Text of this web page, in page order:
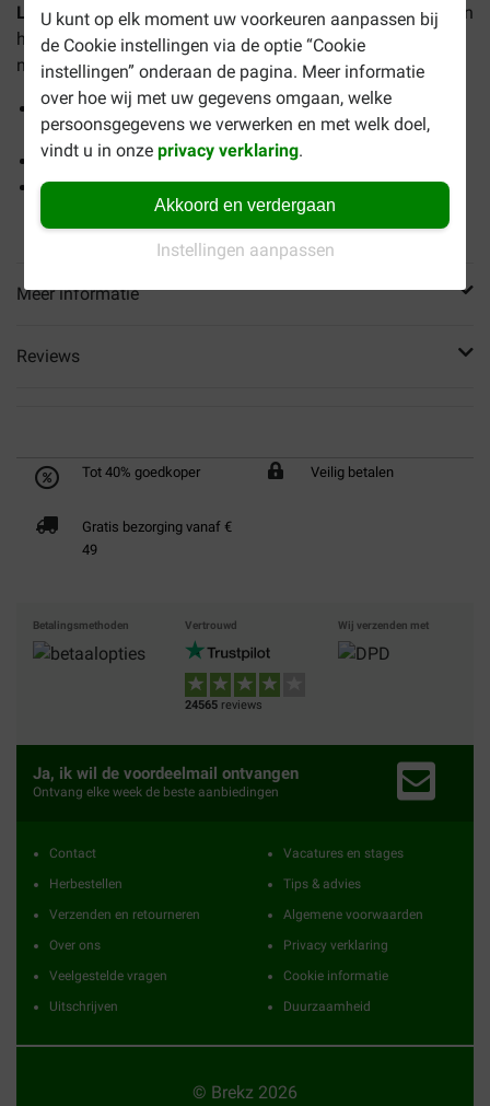
U kunt op elk moment uw voorkeuren aanpassen bij
de Cookie instellingen via de optie “Cookie
instellingen” onderaan de pagina. Meer informatie
over hoe wij met uw gegevens omgaan, welke
persoonsgegevens we verwerken en met welk doel,
vindt u in onzeprivacy verklaring.
Akkoord en verdergaan
Instellingen aanpassen
Large hondenvoeris een volledige voeding voor volwassen
honden van grote en zeer grote rassen met overgewicht of
neiging tot overgewicht.
Helpt bij het afvallen en behouden van het gezonde
gewicht
Helpt de gewrichten te ondersteunen
Geschikt voor grote honden met (neiging tot)
Meer informatie
Reviews
Tot 40% goedkoper Veilig betalen
Gratis bezorging vanaf €
49
Betalingsmethoden Vertrouwd
24565 reviews
Wij verzenden met
Ja, ik wil de voordeelmail ontvangen
Ontvang elke week de beste aanbiedingen
Contact
Herbestellen
Verzenden en retourneren
Over ons
Veelgestelde vragen
Uitschrijven
Vacatures en stages
Tips & advies
Algemene voorwaarden
Privacy verklaring
Cookie informatie
Duurzaamheid
© Brekz 2026